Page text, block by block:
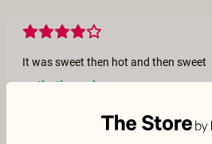
It was sweet then hot and then sweet
– thatisgrody